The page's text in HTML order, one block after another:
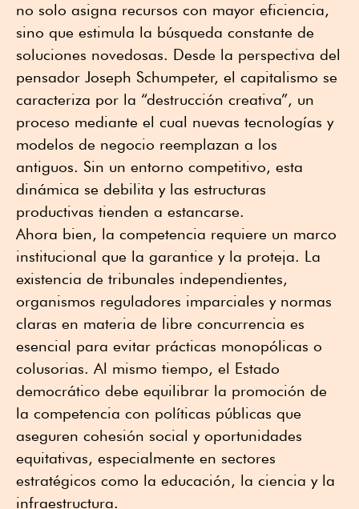
no solo asigna recursos con mayor eficiencia,
sino que estimula la búsqueda constante de
soluciones novedosas. Desde la perspectiva del
pensador Joseph Schumpeter, el capitalismo se
caracteriza por la “destrucción creativa”, un
proceso mediante el cual nuevas tecnologías y
modelos de negocio reemplazan a los
antiguos. Sin un entorno competitivo, esta
dinámica se debilita y las estructuras
productivas tienden a estancarse.
Ahora bien, la competencia requiere un marco
institucional que la garantice y la proteja. La
existencia de tribunales independientes,
organismos reguladores imparciales y normas
claras en materia de libre concurrencia es
esencial para evitar prácticas monopólicas o
colusorias. Al mismo tiempo, el Estado
democrático debe equilibrar la promoción de
la competencia con políticas públicas que
aseguren cohesión social y oportunidades
equitativas, especialmente en sectores
estratégicos como la educación, la ciencia y la
infraestructura.